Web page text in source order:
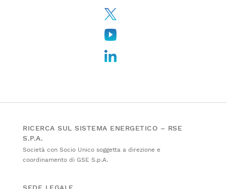
RICERCA SUL SISTEMA ENERGETICO – RSE
S.P.A.
Società con Socio Unico soggetta a direzione e
coordinamento di GSE S.p.A.
SEDE LEGALE